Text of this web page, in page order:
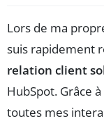
Lors de ma
suis rapidement
relation client
HubSpot. Grâce
toutes mes